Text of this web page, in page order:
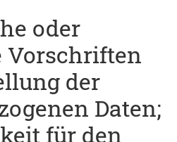
oder
der
Daten;
für den